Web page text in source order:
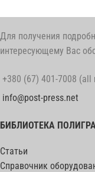
Для получения
интересующему Вас
+380 (67) 401-7008 (all
info@post-press.net
БИБЛИОТЕКА
Статьи
Справочник